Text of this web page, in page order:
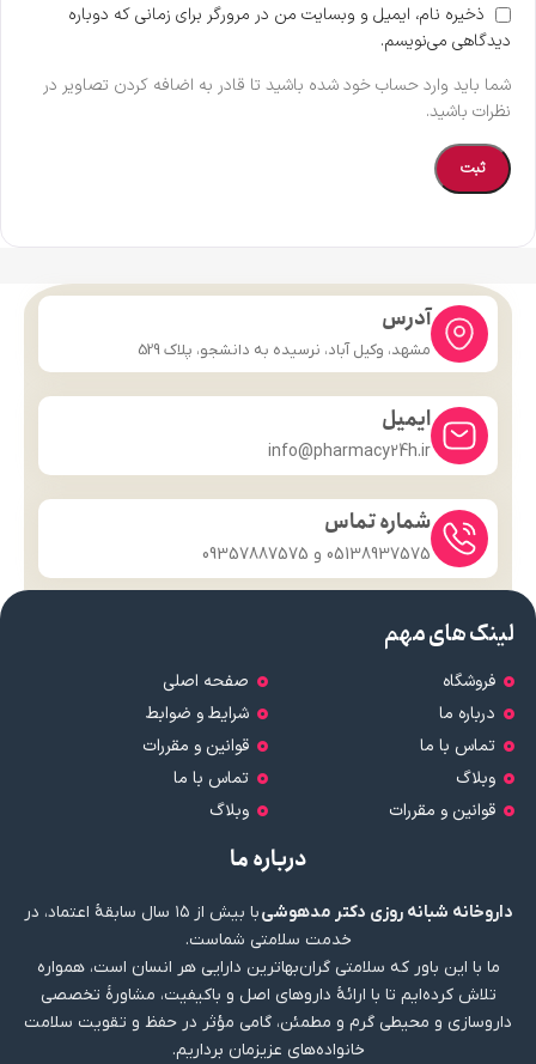
ذخیره نام، ایمیل و وبسایت من در مرورگر برای زمانی که دوباره
دیدگاهی می‌نویسم.
شما باید وارد حساب خود شده باشید تا قادر به اضافه کردن تصاویر در
نظرات باشید.
آدرس
مشهد، وکیل آباد، نرسیده به دانشجو، پلاک 529
ایمیل
info@pharmacy24h.ir
شماره تماس
05138937575 و 09357887575
لینک های مهم
فروشگاه
درباره ما
تماس با ما
وبلاگ
قوانین و مقررات
صفحه اصلی
شرایط و ضوابط
قوانین و مقررات
تماس با ما
وبلاگ
درباره ما
داروخانه شبانه روزی دکتر مدهوشی
با بیش از ۱۵ سال سابقهٔ اعتماد، در
خدمت سلامتی شماست.
ما با این باور که سلامتی گران‌بهاترین دارایی هر انسان است، همواره
تلاش کرده‌ایم تا با ارائهٔ داروهای اصل و باکیفیت، مشاورهٔ تخصصی
داروسازی و محیطی گرم و مطمئن، گامی مؤثر در حفظ و تقویت سلامت
خانواده‌های عزیزمان برداریم.